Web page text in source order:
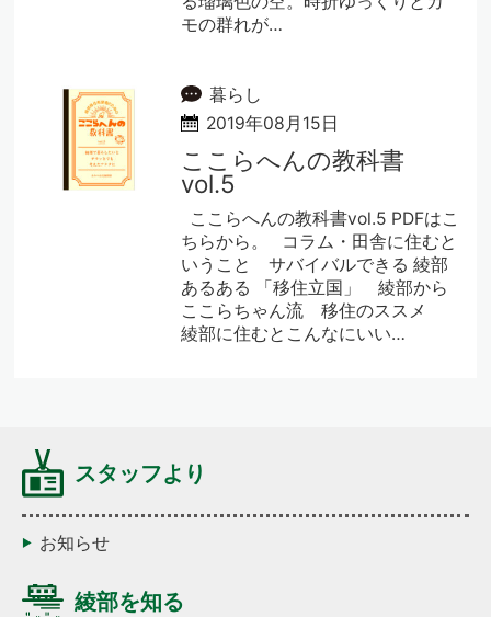
モの群れが…
暮らし
2019年08月15日
ここらへんの教科書
vol.5
ここらへんの教科書vol.5 PDFはこ
ちらから。 コラム・田舎に住むと
いうこと サバイバルできる 綾部
あるある 「移住立国」 綾部から
ここらちゃん流 移住のススメ
綾部に住むとこんなにいい…
スタッフより
お知らせ
綾部を知る